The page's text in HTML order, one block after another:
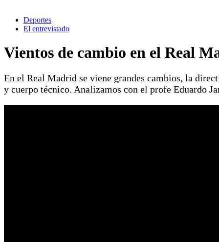
Deportes
El entrevistado
Vientos de cambio en el Real
En el Real Madrid se viene grandes cambios, la
y cuerpo técnico. Analizamos con el profe Eduardo